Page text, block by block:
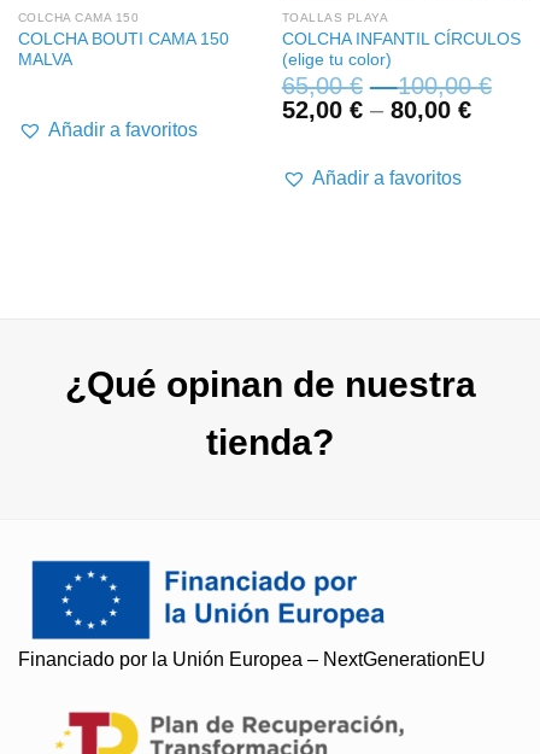
COLCHA CAMA 150
COLCHA BOUTI CAMA 150
MALVA
Añadir a favoritos
TOALLAS PLAYA
COLCHA INFANTIL CÍRCULOS
(elige tu color)
65,00€ –100,00€
52,00 €– 80,00 €
Añadir a favoritos
¿Qué opinan de nuestra
tienda?
Financiado por la Unión Europea – NextGenerationEU
Resuelvo todas tus preguntas